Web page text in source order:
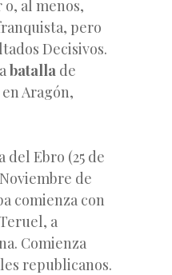
al menos,
pero
Decisivos.
batalla de
Aragón,
del Ebro (25 de
de
comienza con
a
Comienza
republicanos.